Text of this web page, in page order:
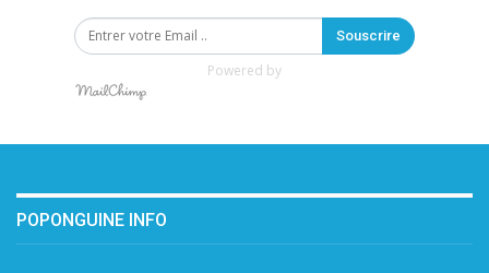
Souscrire
Powered by
POPONGUINE INFO